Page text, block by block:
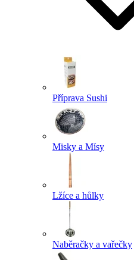
Příprava Sushi
Misky a Mísy
Lžíce a hůlky
Naběračky a vařečky